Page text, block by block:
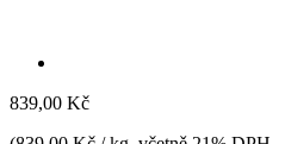
839,00 Kč